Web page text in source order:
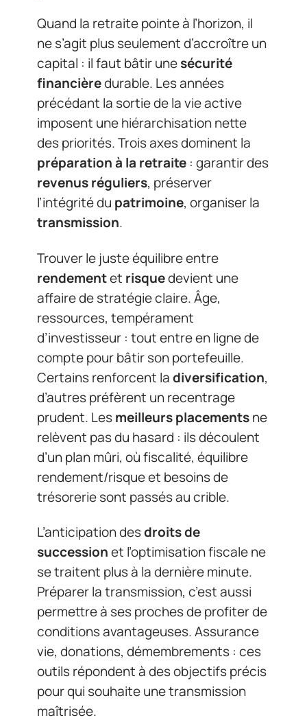
Quand la retraite pointe à l’horizon, il
ne s’agit plus seulement d’accroître un
capital : il faut bâtir unesécurité
financièredurable. Les années
précédant la sortie de la vie active
imposent une hiérarchisation nette
des priorités. Trois axes dominent la
préparation à la retraite : garantir des
revenus réguliers, préserver
l’intégrité du patrimoine, organiser la
transmission.
Trouver le juste équilibre entre
rendementet risquedevient une
affaire de stratégie claire. Âge,
ressources, tempérament
d’investisseur : tout entre en ligne de
compte pour bâtir son portefeuille.
Certains renforcent ladiversification,
d’autres préfèrent un recentrage
prudent. Lesmeilleurs placementsne
relèvent pas du hasard : ils découlent
d’un plan mûri, où fiscalité, équilibre
rendement/risque et besoins de
trésorerie sont passés au crible.
L’anticipation desdroits de
successionet l’optimisation fiscale ne
se traitent plus à la dernière minute.
Préparer la transmission, c’est aussi
permettre à ses proches de profiter de
conditions avantageuses. Assurance
vie, donations, démembrements : ces
outils répondent à des objectifs précis
pour qui souhaite une transmission
maîtrisée.